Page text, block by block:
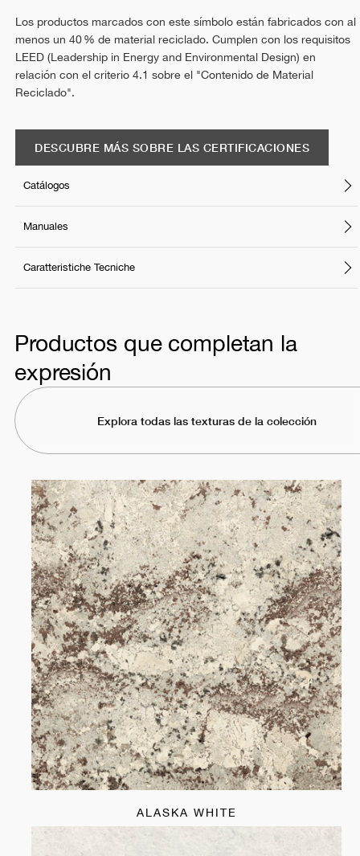
Los productos marcados con este símbolo están fabricados con al
menos un 40 % de material reciclado. Cumplen con los requisitos
LEED (Leadership in Energy and Environmental Design) en
relación con el criterio 4.1 sobre el "Contenido de Material
Reciclado".
DESCUBRE MÁS SOBRE LAS CERTIFICACIONES
Catálogos
Manuales
Caratteristiche Tecniche
Productos que completan la
expresión
Explora todas las texturas de la colección
ALASKA WHITE